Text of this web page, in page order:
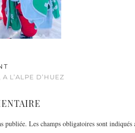
L’ALPE D’HUEZ
publiée. Les champs obligatoires sont indiqués